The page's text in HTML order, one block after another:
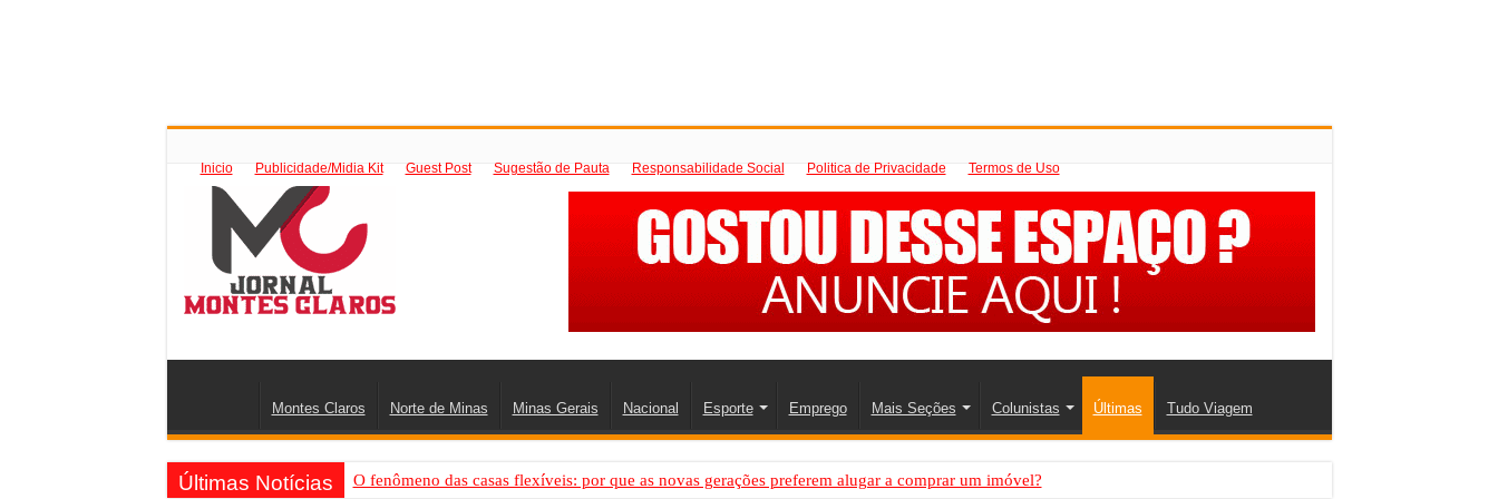
Inicio Publicidade/Midia Kit Guest Post Sugestão de Pauta Responsabilidade Social Politica de Privacidade Termos de Uso
Montes Claros Norte de Minas Minas Gerais Nacional Esporte Emprego Mais Seções Colunistas Últimas Tudo Viagem
Últimas Notícias O fenômeno das casas flexíveis: por que as novas gerações preferem alugar a comprar um imóvel?